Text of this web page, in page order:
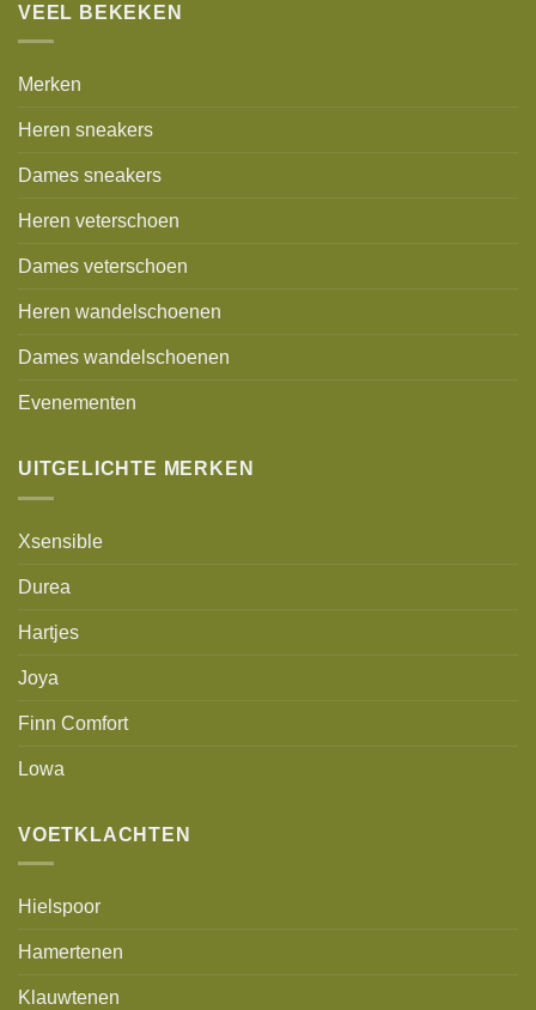
VEEL BEKEKEN
Merken
Heren sneakers
Dames sneakers
Heren veterschoen
Dames veterschoen
Heren wandelschoenen
Dames wandelschoenen
Evenementen
UITGELICHTE MERKEN
Xsensible
Durea
Hartjes
Joya
Finn Comfort
Lowa
VOETKLACHTEN
Hielspoor
Hamertenen
Klauwtenen